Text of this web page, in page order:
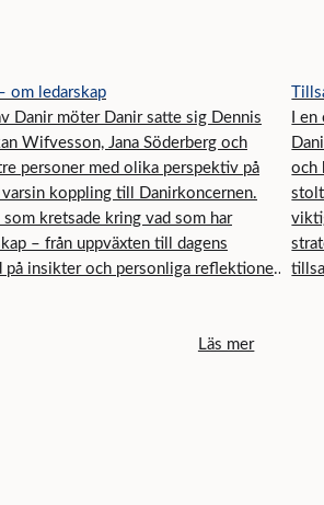
om ledarskap
Danir möter Danir satte sig Dennis
Wifvesson, Jana Söderberg och
personer med olika perspektiv på
varsin koppling till Danirkoncernen.
kretsade kring vad som har
– från uppväxten till dagens
på insikter och personliga reflektioner
Läs mer
I
och